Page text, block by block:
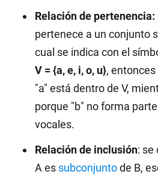
Relación de pertenencia:
pertenece a un conjunto
cual se indica con el
V = {a, e, i, o, u}, entonces
"a" está dentro de V,
porque "b" no forma
vocales.
Relación de inclusión: se
A es subconjuntode B,